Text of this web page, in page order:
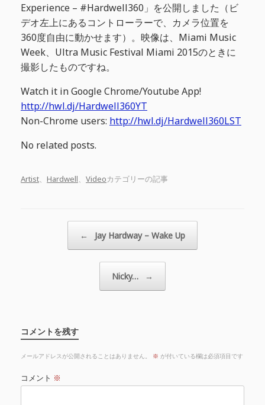
Experience – #Hardwell360」を公開しました（ビ
デオ左上にあるコントローラーで、カメラ位置を
360度自由に動かせます）。映像は、Miami Music
Week、Ultra Music Festival Miami 2015のときに
撮影したものですね。
Watch it in Google Chrome/Youtube App!
http://hwl.dj/Hardwell360YT
Non-Chrome users: http://hwl.dj/Hardwell360LST
No related posts.
Artist、 Hardwell、 Videoカテゴリーの記事
← Jay Hardway – Wake Up
Nicky… →
コメントを残す
メールアドレスが公開されることはありません。 ※ が付いている欄は必須項目です
コメント ※